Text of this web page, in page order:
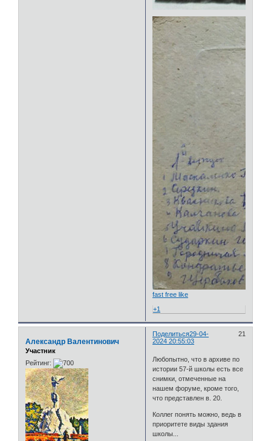
fast free like
+1
Поделиться 21
29-04-
2024 20:55:03
Александр Валентинович
Участник
Рейтинг:
Любопытно, что в архиве по
истории 57-й школы есть все
снимки, отмеченные на
нашем форуме, кроме того,
что представлен в. 20.
Коллег понять можно, ведь в
приоритете виды здания
школы...